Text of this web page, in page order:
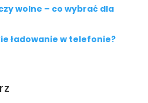
wolne – co wybrać dla
ładowanie w telefonie?